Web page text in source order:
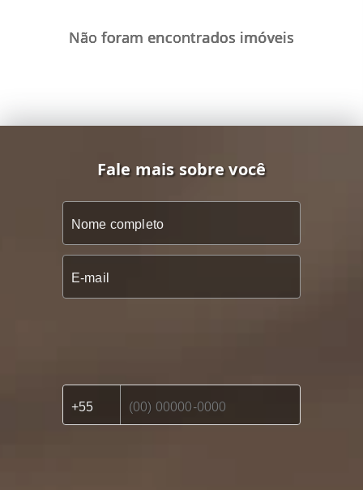
Não foram encontrados imóveis
Fale mais sobre você